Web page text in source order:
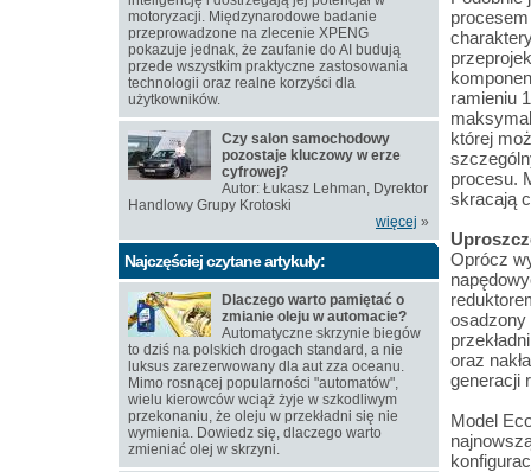
ramieniu
której
procesu.
skracają
Oprócz
osadzony
oraz
generacji
Model
motoryzacji. Międzynarodowe badanie
przeprowadzone na zlecenie XPENG
pokazuje jednak, że zaufanie do AI budują
przede wszystkim praktyczne zastosowania
technologii oraz realne korzyści dla
użytkowników.
Czy salon samochodowy
pozostaje kluczowy w erze
cyfrowej?
Autor: Łukasz Lehman, Dyrektor
Handlowy Grupy Krotoski
więcej »
Najczęściej czytane artykuły:
Dlaczego warto pamiętać o
zmianie oleju w automacie?
Automatyczne skrzynie biegów
to dziś na polskich drogach standard, a nie
luksus zarezerwowany dla aut zza oceanu.
Mimo rosnącej popularności "automatów",
wielu kierowców wciąż żyje w szkodliwym
przekonaniu, że oleju w przekładni się nie
wymienia. Dowiedz się, dlaczego warto
zmieniać olej w skrzyni.